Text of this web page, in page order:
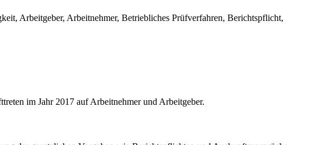
Arbeitgeber, Arbeitnehmer, Betriebliches Prüfverfahren, Berichtspflicht,
im Jahr 2017 auf Arbeitnehmer und Arbeitgeber.